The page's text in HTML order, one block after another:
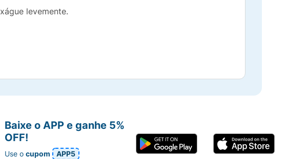
levemente.
Baixe o APP e ganhe 5%
OFF!
Use ocupom
APP5